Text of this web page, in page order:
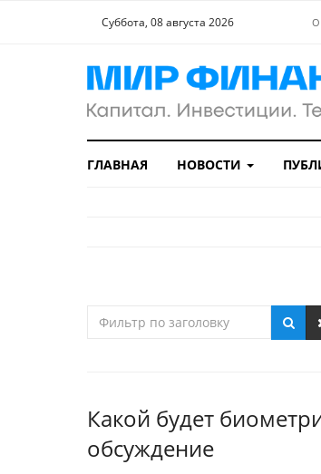
Суббота, 08 августа 2026
ГЛАВНАЯ НОВОСТИ
Какой будет
обсуждение